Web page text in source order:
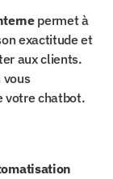
permet à
exactitude et
aux clients.
vous
votre chatbot.